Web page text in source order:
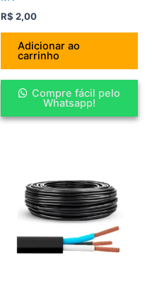
R$ 2,00
Adicionar ao
carrinho
Compre fácil pelo
Whatsapp!